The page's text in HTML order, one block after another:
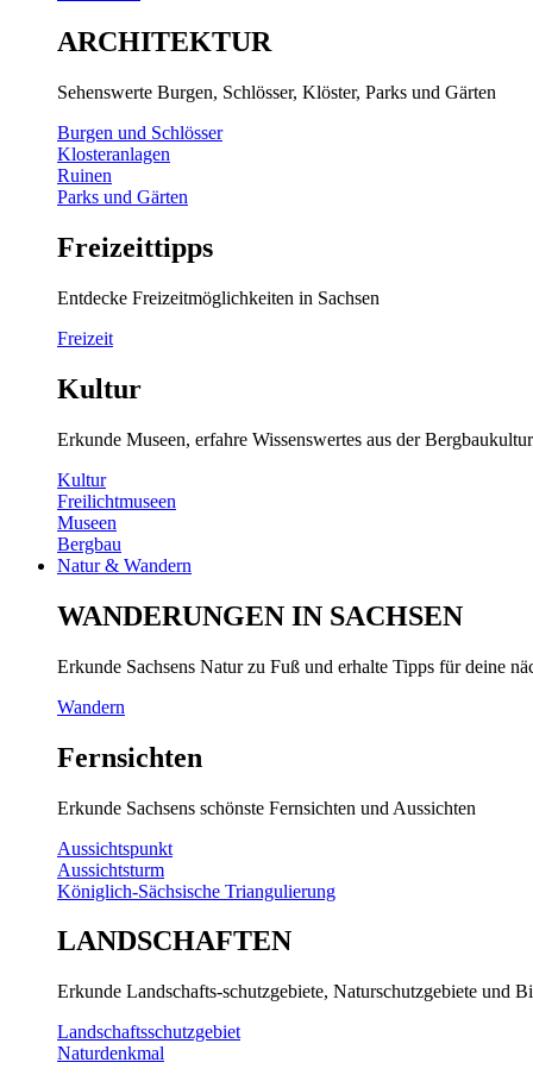
ARCHITEKTUR
Sehenswerte Burgen, Schlösser, Klöster, Parks und Gärten
Burgen und Schlösser
Klosteranlagen
Ruinen
Parks und Gärten
Freizeittipps
Entdecke Freizeitmöglichkeiten in Sachsen
Freizeit
Kultur
Erkunde Museen, erfahre Wissenswertes aus der
Kultur
Freilichtmuseen
Museen
Bergbau
Natur & Wandern
WANDERUNGEN IN SACHSEN
Erkunde Sachsens Natur zu Fuß und erhalte Tipps für deine
Wandern
Fernsichten
Erkunde Sachsens schönste Fernsichten und Aussichten
Aussichtspunkt
Aussichtsturm
Königlich-Sächsische Triangulierung
LANDSCHAFTEN
Erkunde Landschafts-schutzgebiete, Naturschutzgebiete und
Landschaftsschutzgebiet
Naturdenkmal